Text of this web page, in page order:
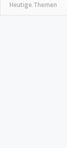
Heutige Themen